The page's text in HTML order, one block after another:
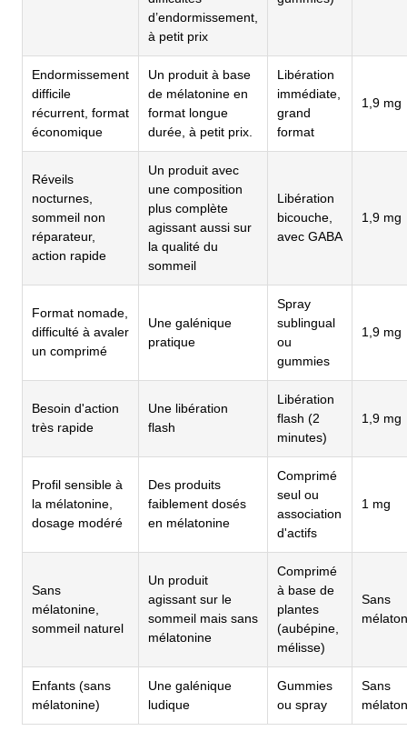
d’endormissement,
à petit prix
Endormissement
difficile
récurrent, format
économique
Un produit à base
de mélatonine en
format longue
durée, à petit prix.
Libération
immédiate,
grand
format
1,9 mg
Réveils
nocturnes,
sommeil non
réparateur,
action rapide
Un produit avec
une composition
plus complète
agissant aussi sur
la qualité du
sommeil
Libération
bicouche,
avec GABA
1,9 mg
Format nomade,
difficulté à avaler
un comprimé
Une galénique
pratique
Spray
sublingual
ou
gummies
1,9 mg
Besoin d'action
très rapide
Une libération
flash
Libération
flash (2
minutes)
1,9 mg
Profil sensible à
la mélatonine,
dosage modéré
Des produits
faiblement dosés
en mélatonine
Comprimé
seul ou
association
d'actifs
1 mg
Sans
mélatonine,
sommeil naturel
Un produit
agissant sur le
sommeil mais sans
mélatonine
Comprimé
à base de
plantes
(aubépine,
mélisse)
Sans
Enfants (sans
mélatonine)
Une galénique
ludique
Gummies
ou spray
Sans